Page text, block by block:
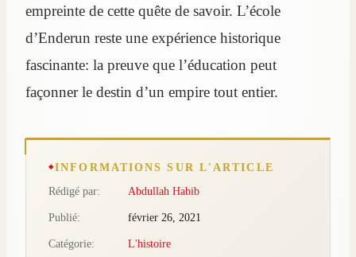
empreinte de cette quête de savoir. L’école
d’Enderun reste une expérience historique
fascinante: la preuve que l’éducation peut
façonner le destin d’un empire tout entier.
INFORMATIONS SUR L'ARTICLE
Rédigé par:
Abdullah Habib
Publié: février 26, 2021
Catégorie: L'histoire